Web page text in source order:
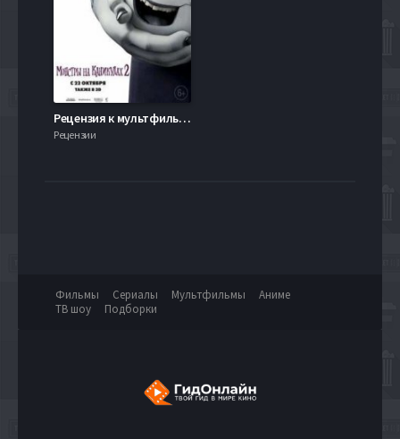
Рецензия к мультфильму "Монстры на каникулах 2"
Рецензии
Фильмы Сериалы Мультфильмы
Аниме
ТВ шоу
Подборки